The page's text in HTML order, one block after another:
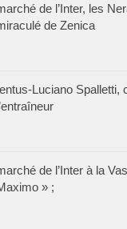
de l’Inter, les
de Zenica
Luciano Spalletti,
de l’Inter à la
» ;